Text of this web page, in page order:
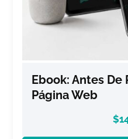
Ebook: Antes De
Página Web
$